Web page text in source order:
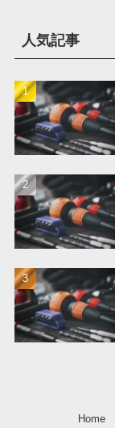
人気記事
Home